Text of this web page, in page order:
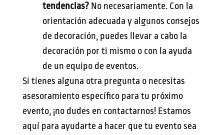
tendencias? No necesariamente. Con la
orientación adecuada y algunos consejos
de decoración, puedes llevar a cabo la
decoración por ti mismo o con la ayuda
de un equipo de eventos.
Si tienes alguna otra pregunta o necesitas
asesoramiento específico para tu próximo
evento, ¡no dudes en contactarnos! Estamos
aquí para ayudarte a hacer que tu evento sea